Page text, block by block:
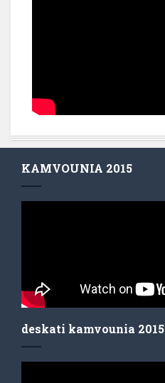
KAMVOUNIA 2015
deskati kamvounia 2015